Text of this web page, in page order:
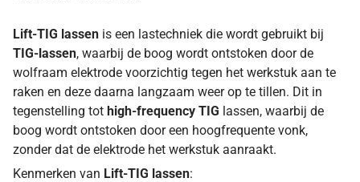
Lift-TIG lassen is een lastechniek die wordt gebruikt bij
TIG-lassen, waarbij de boog wordt ontstoken door de
wolfraam elektrode voorzichtig tegen het werkstuk aan te
raken en deze daarna langzaam weer op te tillen. Dit in
tegenstelling tot high-frequency TIG lassen, waarbij de
boog wordt ontstoken door een hoogfrequente vonk,
zonder dat de elektrode het werkstuk aanraakt.
Kenmerken van Lift-TIG lassen: